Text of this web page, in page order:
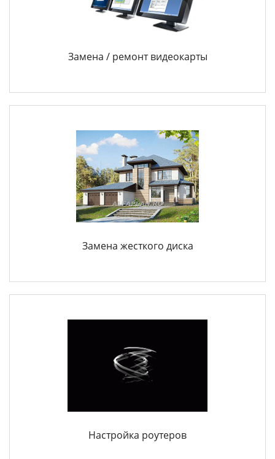
Замена / ремонт видеокарты
Замена жесткого диска
Настройка роутеров